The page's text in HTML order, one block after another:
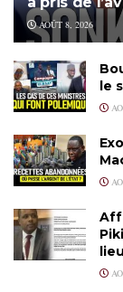
AOÛT 8, 2026
le